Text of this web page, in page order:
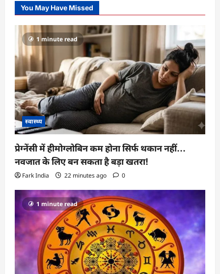
You May Have Missed
1 minute read
स्वास्थ्य
प्रेग्नेंसी में हीमोग्लोबिन कम होना सिर्फ थकान नहीं…
नवजात के लिए बन सकता है बड़ा खतरा!
Fark India 22 minutes ago 0
1 minute read